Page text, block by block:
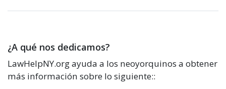
¿A qué nos dedicamos?
LawHelpNY.org ayuda a los neoyorquinos a obtener
más información sobre lo siguiente::